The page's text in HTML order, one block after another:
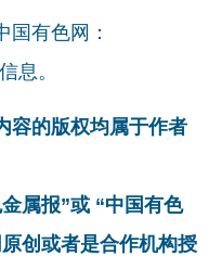
国有色网：
息。
容的版权均属于作者
属报”或 “中国有色
创或者是合作机构授